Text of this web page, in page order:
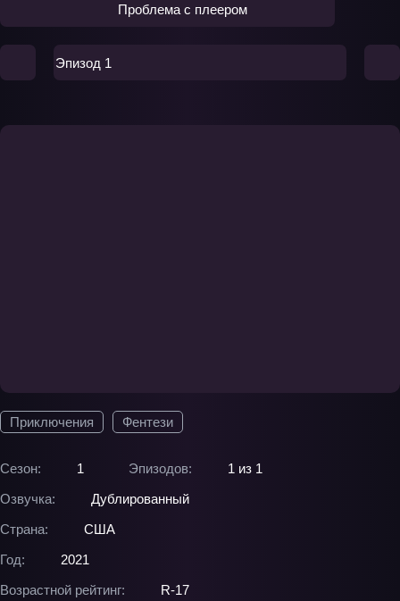
Приключения Фентези
Сезон: 1 Эпизодов:
1 из 1
Озвучка:
Дублированный
Страна:
США
Год:
2021
Возрастной рейтинг:
R-17
Проблема с плеером
Эпизод 1